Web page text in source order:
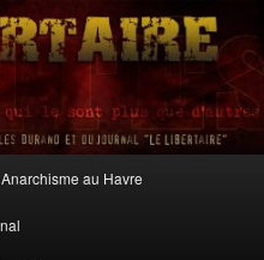
Anarchisme au Havre